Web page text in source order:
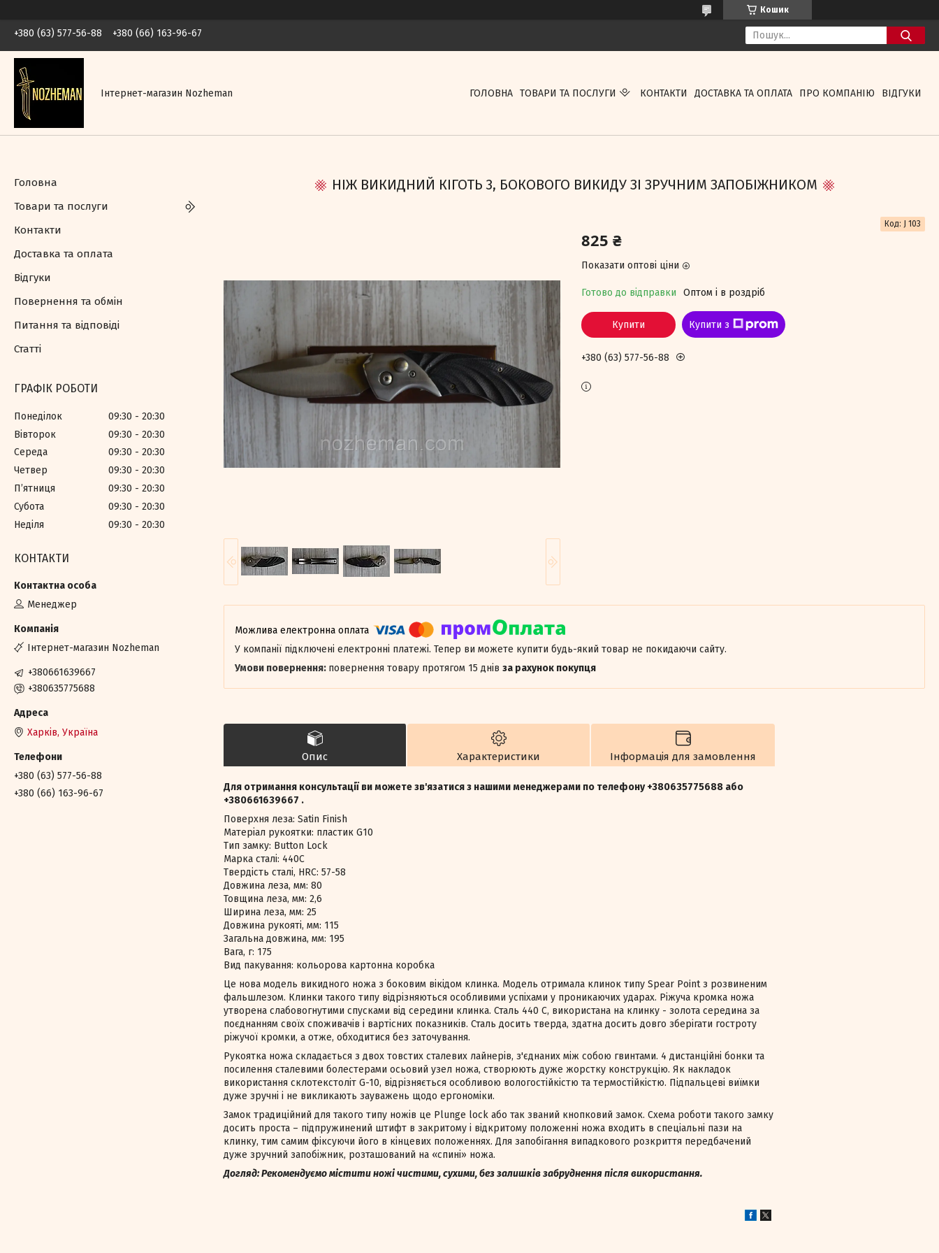
Кошик
+380 (63) 577-56-88 +380 (66) 163-96-67
Інтернет-магазин Nozheman ГОЛОВНА ТОВАРИ ТА ПОСЛУГИ КОНТАКТИ ДОСТАВКА ТА ОПЛАТА ПРО КОМПАНІЮ ВІДГУКИ
НІЖ ВИКИДНИЙ КІГОТЬ 3, БОКОВОГО ВИКИДУ ЗІ ЗРУЧНИМ ЗАПОБІЖНИКОМ
825 ₴
Показати оптові ціни
Готово до відправки Оптом і в роздріб
Код: J 103
Купити Купити з
+380 (63) 577-56-88
У компанії підключені електронні платежі. Тепер ви можете купити будь-який товар не покидаючи сайту.
повернення товару протягом 15 днів за рахунок покупця
Опис Характеристики Інформація для замовлення
Для отримання консультації ви можете зв'язатися з нашими менеджерами по телефону +380635775688 або
+380661639667 .
Поверхня леза: Satin Finish
Матеріал рукоятки: пластик G10
Тип замку: Button Lock
Марка сталі: 440C
Твердість сталі, HRC: 57-58
Довжина леза, мм: 80
Товщина леза, мм: 2,6
Ширина леза, мм: 25
Довжина рукояті, мм: 115
Загальна довжина, мм: 195
Вага, г: 175
Вид пакування: кольорова картонна коробка
Це нова модель викидного ножа з боковим вікідом клинка. Модель отримала клинок типу Spear Point з розвиненим
фальшлезом. Клинки такого типу відрізняються особливими успіхами у проникаючих ударах. Ріжуча кромка ножа
утворена слабовогнутими спусками від середини клинка. Сталь 440 С, використана на клинку - золота середина за
поєднанням своїх споживачів і вартісних показників. Сталь досить тверда, здатна досить довго зберігати гостроту
ріжучої кромки, а отже, обходитися без заточування.
Рукоятка ножа складається з двох товстих сталевих лайнерів, з'єднаних між собою гвинтами. 4 дистанційні бонки та
посилення сталевими болестерами осьовий узел ножа, створюють дуже жорстку конструкцію. Як накладок
використання склотекстоліт G-10, відрізняється особливою вологостійкістю та термостійкістю. Підпальцеві виїмки
дуже зручні і не викликають зауважень щодо ергономіки.
Замок традиційний для такого типу ножів це Plunge lock або так званий кнопковий замок. Схема роботи такого замку
досить проста – підпружинений штифт в закритому і відкритому положенні ножа входить в спеціальні пази на
клинку, тим самим фіксуючи його в кінцевих положеннях. Для запобігання випадкового розкриття передбачений
дуже зручний запобіжник, розташований на «спині» ножа.
Догляд: Рекомендуємо містити ножі чистими, сухими, без залишків забруднення після використання.
Головна
Товари та послуги
Контакти
Доставка та оплата
Відгуки
Повернення та обмін
Питання та відповіді
Статті
ГРАФІК РОБОТИ
Понеділок 09:30
20:30
Вівторок
09:30
20:30
Середа
09:30
20:30
Четвер
09:30
20:30
Пʼятниця
09:30
20:30
Субота
09:30
20:30
Неділя
09:30 20:30
КОНТАКТИ
Менеджер
Інтернет-магазин Nozheman
+380661639667
+380635775688
Харків, Україна
+380 (63) 577-56-88
+380 (66) 163-96-67